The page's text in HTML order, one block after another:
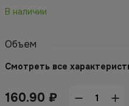
В наличии
Объем
Смотреть все
160.90 ₽